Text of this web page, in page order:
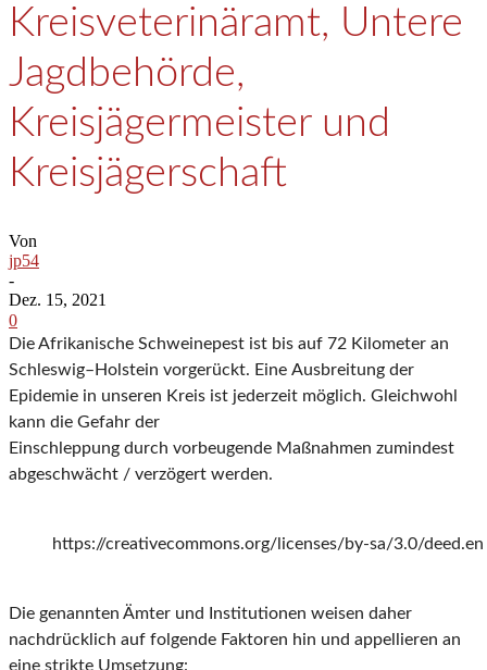
Kreisveterinäramt, Untere
Jagdbehörde,
Kreisjägermeister und
Kreisjägerschaft
Von
jp54
-
Dez. 15, 2021
0
Die Afrikanische Schweinepest ist bis auf 72 Kilometer an
Schleswig– Holstein vorgerückt. Eine Ausbreitung der
Epidemie in unseren Kreis ist jederzeit möglich. Gleichwohl
kann die Gefahr der
Einschleppung durch vorbeugende Maßnahmen zumindest
abgeschwächt / verzögert werden.
https://creativecommons.org/licenses/by-sa/3.0/deed.en
Die genannten Ämter und Institutionen weisen daher
nachdrücklich auf folgende Faktoren hin und appellieren an
eine strikte Umsetzung: